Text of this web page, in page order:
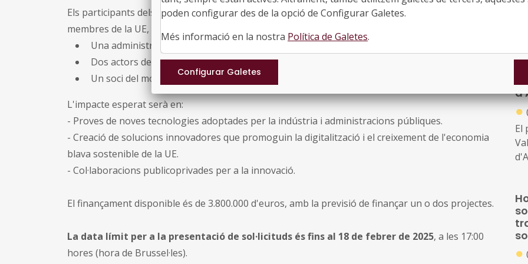
Els participants dels projectes han de comptar amb un mínim de quatre participants de dos estats
membres de la UE, incloent-hi:
Una administració regional
Dos actors del sector privat en l'economia blava
Un soci del món acadèmic o la recerca
L'impacte esperat serà en:
- Proves de noves tecnologies adoptades per la indústria i administracions públiques.
- Creació de solucions innovadores que promoguin la digitalització i el creixement de l'economia
blava sostenible de la UE.
- Col·laboracions publicoprivades per a la innovació.
El finançament disponible és de 3.800.000 d'euros, amb la previsió de finançar un o dos projectes.
La data límit per a la presentació de sol·licituds és fins al 18 de febrer de 2025, a les 17:00
hores (hora de Brussel·les).
●
El
●
poden configurar des de la opció de Configurar Galetes.
Més informació en la nostra Política de Galetes.